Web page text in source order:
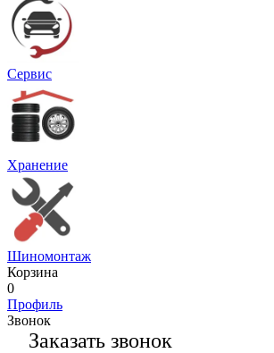
Сервис
Хранение
Шиномонтаж
Корзина
0
Профиль
Звонок
Заказать звонок